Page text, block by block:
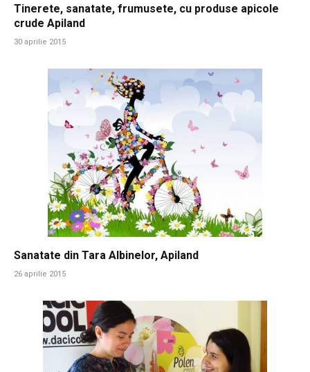
Tinerete, sanatate, frumusete, cu produse apicole
crude Apiland
30 aprilie 2015
Sanatate din Tara Albinelor, Apiland
26 aprilie 2015